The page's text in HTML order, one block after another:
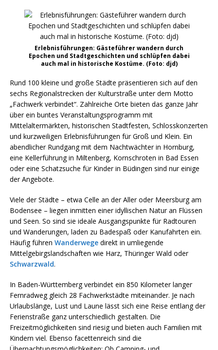
Erlebnisführungen: Gästeführer wandern durch
Epochen und Stadtgeschichten und schlüpfen dabei
auch mal in historische Kostüme. (Foto: djd)
Rund 100 kleine und große Städte präsentieren sich auf den
sechs Regionalstrecken der Kulturstraße unter dem Motto
„Fachwerk verbindet“. Zahlreiche Orte bieten das ganze Jahr
über ein buntes Veranstaltungsprogramm mit
Mittelaltermärkten, historischen Stadtfesten, Schlosskonzerten
und kurzweiligen Erlebnisführungen für Groß und Klein. Ein
abendlicher Rundgang mit dem Nachtwächter in Hornburg,
eine Kellerführung in Miltenberg, Kornschroten in Bad Essen
oder eine Schatzsuche für Kinder in Büdingen sind nur einige
der Angebote.
Viele der Städte – etwa Celle an der Aller oder Meersburg am
Bodensee – liegen inmitten einer idyllischen Natur an Flüssen
und Seen. So sind sie ideale Ausgangspunkte für Radtouren
und Wanderungen, laden zu Badespaß oder Kanufahrten ein.
Häufig führen Wanderwege direkt in umliegende
Mittelgebirgslandschaften wie Harz, Thüringer Wald oder
Schwarzwald.
In Baden-Württemberg verbindet ein 850 Kilometer langer
Fernradweg gleich 28 Fachwerkstädte miteinander. Je nach
Urlaubslänge, Lust und Laune lässt sich eine Reise entlang der
Ferienstraße ganz unterschiedlich gestalten. Die
Freizeitmöglichkeiten sind riesig und bieten auch Familien mit
Kindern viel. Ebenso facettenreich sind die